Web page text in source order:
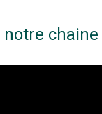
chaine